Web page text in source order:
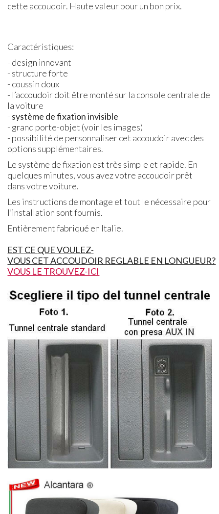
cette accoudoir. Haute valeur pour un bon prix.
Caractéristiques:
- design innovant
- structure forte
- coussin doux
- l’accoudoir doit être monté sur la console centrale de
la voiture
- système de fixation invisible
- grand porte-objet (voir les images)
- possibilité de personnaliser cet accoudoir avec des
options supplémentaires.
Le système de fixation est très simple et rapide. En
quelques minutes, vous avez votre accoudoir prêt
dans votre voiture.
Les instructions de montage et tout le nécessaire pour
l’installation sont fournis.
Entièrement fabriqué en Italie.
EST CE QUE VOULEZ-
VOUS CET ACCOUDOIR REGLABLE EN LONGUEUR?
VOUS LE TROUVEZ-ICI